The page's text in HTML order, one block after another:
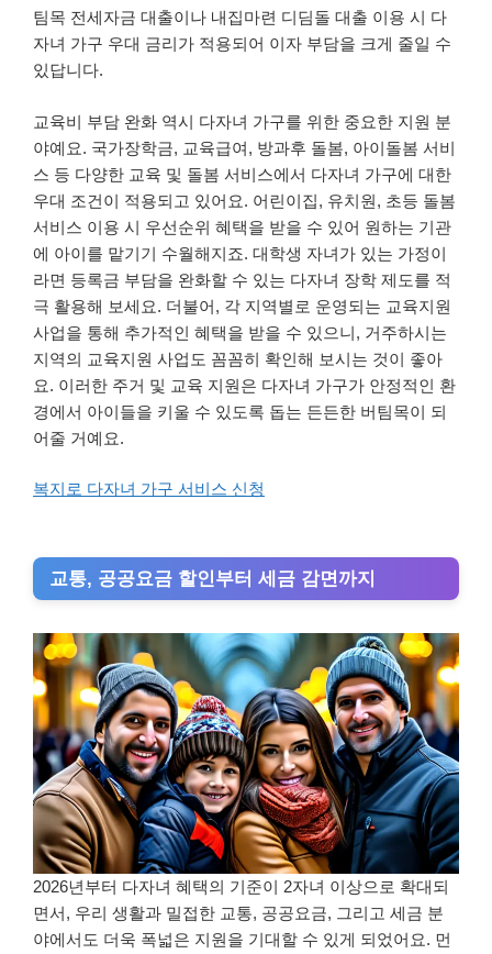
팀목 전세자금 대출이나 내집마련 디딤돌 대출 이용 시 다
자녀 가구 우대 금리가 적용되어 이자 부담을 크게 줄일 수
있답니다.
교육비 부담 완화 역시 다자녀 가구를 위한 중요한 지원 분
야예요. 국가장학금, 교육급여, 방과후 돌봄, 아이돌봄 서비
스 등 다양한 교육 및 돌봄 서비스에서 다자녀 가구에 대한
우대 조건이 적용되고 있어요. 어린이집, 유치원, 초등 돌봄
서비스 이용 시 우선순위 혜택을 받을 수 있어 원하는 기관
에 아이를 맡기기 수월해지죠. 대학생 자녀가 있는 가정이
라면 등록금 부담을 완화할 수 있는 다자녀 장학 제도를 적
극 활용해 보세요. 더불어, 각 지역별로 운영되는 교육지원
사업을 통해 추가적인 혜택을 받을 수 있으니, 거주하시는
지역의 교육지원 사업도 꼼꼼히 확인해 보시는 것이 좋아
요. 이러한 주거 및 교육 지원은 다자녀 가구가 안정적인 환
경에서 아이들을 키울 수 있도록 돕는 든든한 버팀목이 되
어줄 거예요.
복지로 다자녀 가구 서비스 신청
교통, 공공요금 할인부터 세금 감면까지
2026년부터 다자녀 혜택의 기준이 2자녀 이상으로 확대되
면서, 우리 생활과 밀접한 교통, 공공요금, 그리고 세금 분
야에서도 더욱 폭넓은 지원을 기대할 수 있게 되었어요. 먼